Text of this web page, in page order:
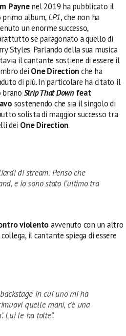
Paynenel 2019 ha pubblicato il
primo album,LP1, che non ha
un enorme successo,
se paragonato a quello di
Styles. Parlando della sua musica
il cantante sostiene di essere il
dei One Directionche ha
di più. In particolare ha citato il
brano Strip That Downfeat
sostenendo che sia il singolo di
solista di maggior successo tra
dei One Direction.
di stream. Penso che
e io sono stato l’ultimo tra
violento avvenuto con un altro
il cantante spiega di essere
in cui uno mi ha
quelle mani, c’è una
Lui le ha tolte”.